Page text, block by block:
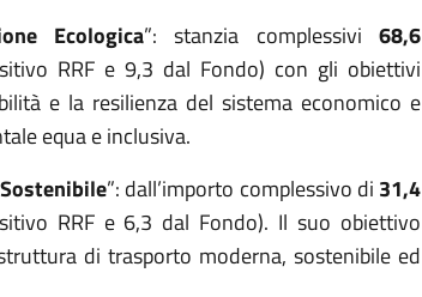
Ecologica”: stanzia complessivi68,6
RRF e 9,3 dal Fondo) con gli obiettivi
e la resilienza del sistema economico e
equa e inclusiva.
”: dall’importo complessivo di 31,4
RRF e 6,3 dal Fondo). Il suo obiettivo
di trasporto moderna, sostenibile ed